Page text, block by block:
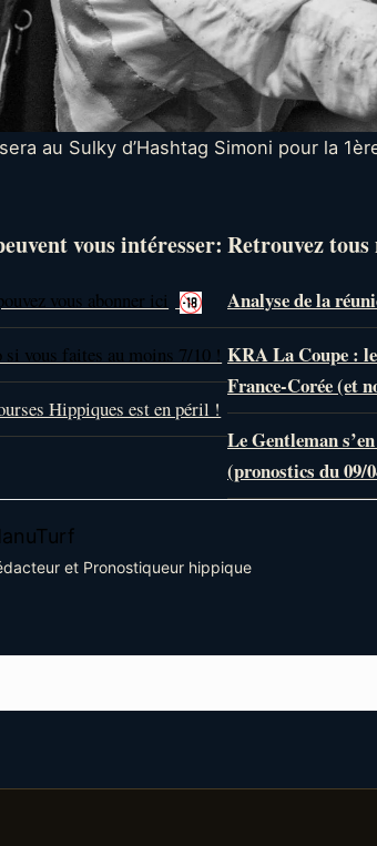
au Sulky d’Hashtag Simoni pour la
vous intéresser:
vous abonner ici
vous faites au moins 7/10 !
Hippiques est en péril !
Retrouvez
Analyse de la
KRA La Coupe :
France-Corée (et
Le Gentleman
(pronostics du 09/
et Pronostiqueur hippique